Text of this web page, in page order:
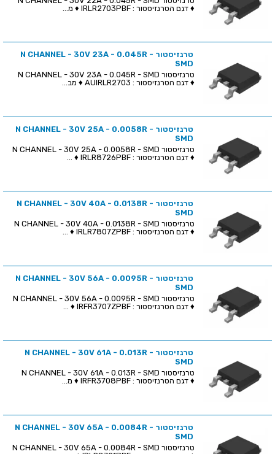
♦ דגם הטרנזיסטור : IRLR2703PBF ♦ מ...
טרנזיסטור N CHANNEL - 30V 23A - 0.045R -
SMD
♦ דגם הטרנזיסטור : AUIRLR2703 ♦ מב...
טרנזיסטור N CHANNEL - 30V 25A - 0.0058R -
SMD
♦ דגם הטרנזיסטור : IRLR8726PBF ♦ ...
טרנזיסטור N CHANNEL - 30V 40A - 0.0138R -
SMD
♦ דגם הטרנזיסטור : IRLR7807ZPBF ♦ ...
טרנזיסטור N CHANNEL - 30V 56A - 0.0095R -
SMD
♦ דגם הטרנזיסטור : IRFR3707ZPBF ♦ ...
טרנזיסטור N CHANNEL - 30V 61A - 0.013R -
SMD
♦ דגם הטרנזיסטור : IRFR3708PBF ♦ מ...
טרנזיסטור N CHANNEL - 30V 65A - 0.0084R -
SMD